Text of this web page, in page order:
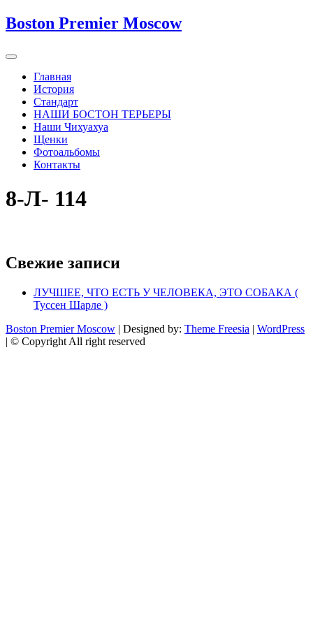
Boston Premier Moscow
Главная
История
Стандарт
НАШИ БОСТОН ТЕРЬЕРЫ
Наши Чихуахуа
Щенки
Фотоальбомы
Контакты
8-Л- 114
Свежие записи
ЛУЧШЕЕ, ЧТО ЕСТЬ У ЧЕЛОВЕКА, ЭТО СОБАКА (
Туссен Шарле )
Boston Premier Moscow | Designed by: Theme Freesia | WordPress
| © Copyright All right reserved